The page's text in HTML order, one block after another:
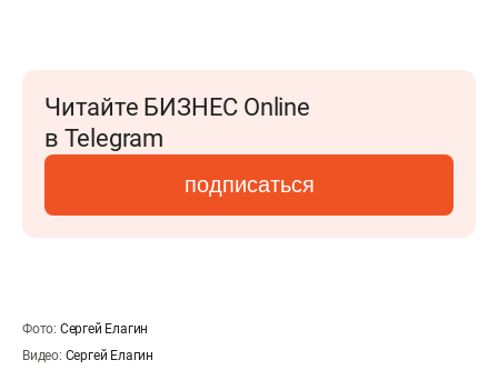
Читайте БИЗНЕС Online
в Telegram
подписаться
Фото: Сергей Елагин
Видео: Сергей Елагин